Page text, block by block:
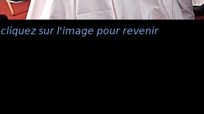
cliquez sur l'image pour revenir